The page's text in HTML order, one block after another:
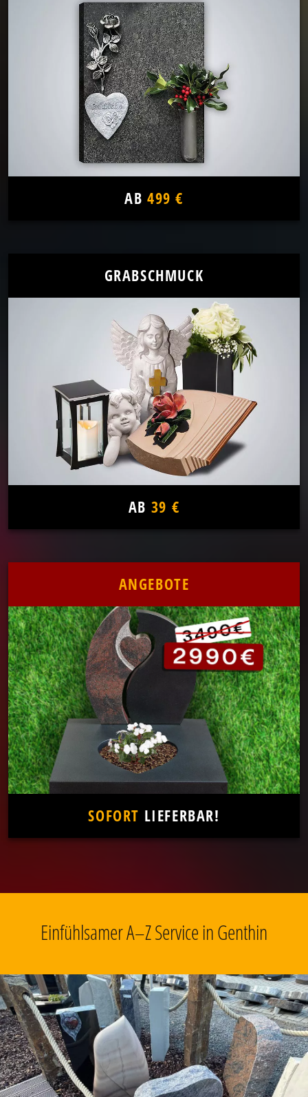
AB 499 €
GRABSCHMUCK
AB 39 €
ANGEBOTE
SOFORT LIEFERBAR!
Einfühlsamer A–Z Service in Genthin